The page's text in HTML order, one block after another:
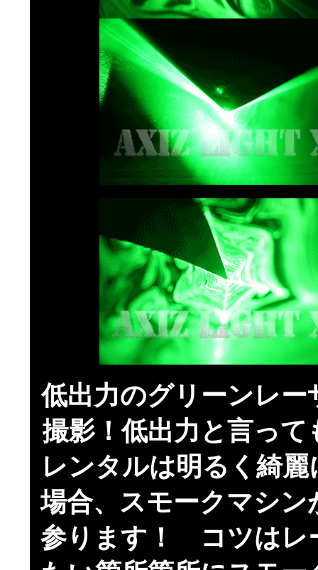
低出力のグリーンレ
撮影！低出力と言っ
レンタルは明るく綺
場合、スモークマシ
参ります！ コツはレ